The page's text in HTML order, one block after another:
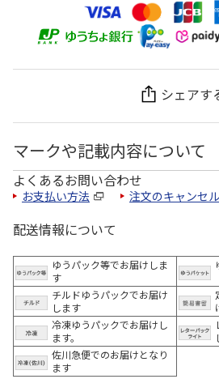
シェアす
マークや記載内容について
よくあるお問い合わせ
お支払い方法 注文のキャンセ
配送情報について
ゆうパック等でお届けしま
す
チルドゆうパックでお届け
します
冷凍ゆうパックでお届けし
ます。
佐川急便でのお届けとなり
ます